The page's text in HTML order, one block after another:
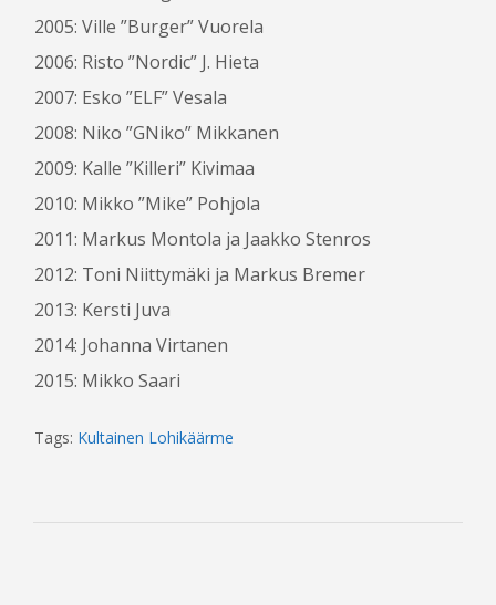
2005: Ville ”Burger” Vuorela
2006: Risto ”Nordic” J. Hieta
2007: Esko ”ELF” Vesala
2008: Niko ”GNiko” Mikkanen
2009: Kalle ”Killeri” Kivimaa
2010: Mikko ”Mike” Pohjola
2011: Markus Montola ja Jaakko Stenros
2012: Toni Niittymäki ja Markus Bremer
2013: Kersti Juva
2014: Johanna Virtanen
2015: Mikko Saari
Tags: Kultainen Lohikäärme